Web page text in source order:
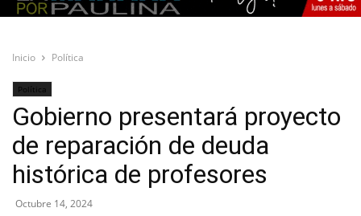
Inicio Política
Política
Gobierno presentará proyecto
de reparación de deuda
histórica de profesores
Octubre 14, 2024